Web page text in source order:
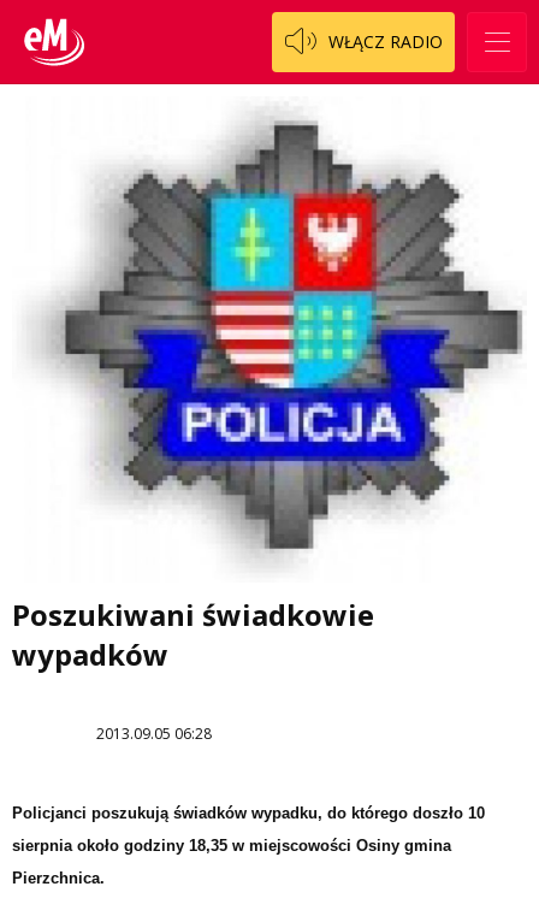
WŁĄCZ RADIO
W starych Kielcach
Wszystko w temacie
ZNAJDZIESZ NAS TAKŻE NA
Poszukiwani świadkowie
wypadków
2013.09.05 06:28
Policjanci poszukują świadków wypadku, do którego doszło 10
sierpnia około godziny 18,35 w miejscowości Osiny gmina
Pierzchnica.